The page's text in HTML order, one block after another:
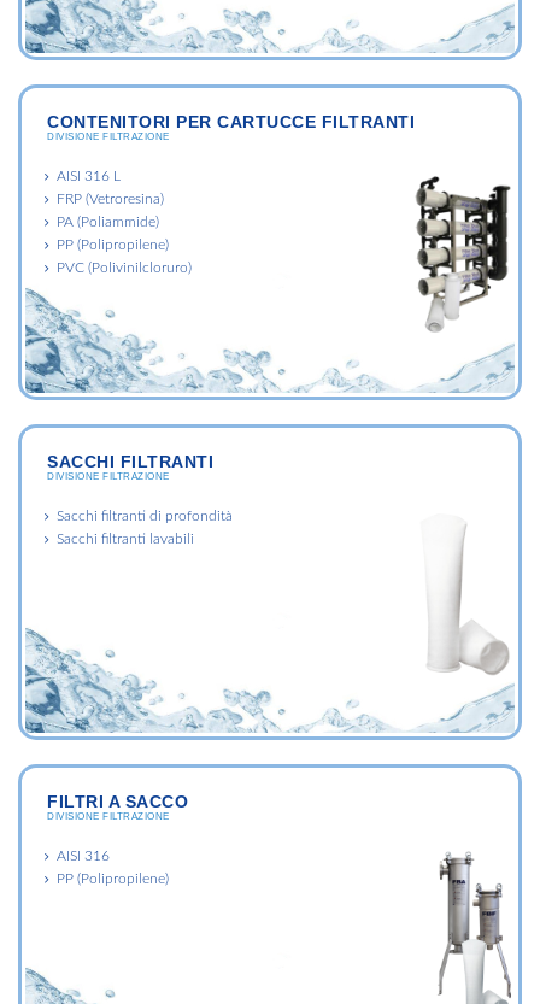
CONTENITORI PER CARTUCCE FILTRANTI
DIVISIONE FILTRAZIONE
AISI 316 L
FRP (Vetroresina)
PA (Poliammide)
PP (Polipropilene)
PVC (Polivinilcloruro)
SACCHI FILTRANTI
DIVISIONE FILTRAZIONE
Sacchi filtranti di profondità
Sacchi filtranti lavabili
FILTRI A SACCO
DIVISIONE FILTRAZIONE
AISI 316
PP (Polipropilene)